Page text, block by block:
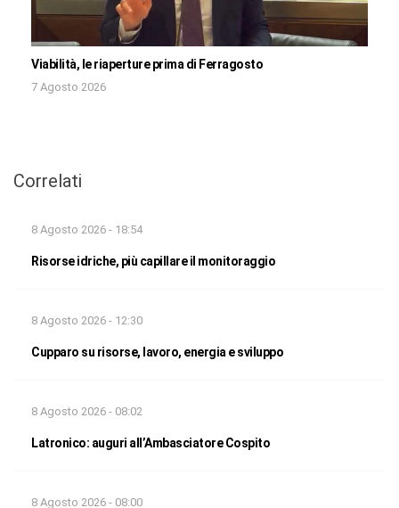
Viabilità, le riaperture prima di Ferragosto
7 Agosto 2026
Correlati
8 Agosto 2026 - 18:54
Risorse idriche, più capillare il monitoraggio
8 Agosto 2026 - 12:30
Cupparo su risorse, lavoro, energia e sviluppo
8 Agosto 2026 - 08:02
Latronico: auguri all’Ambasciatore Cospito
8 Agosto 2026 - 08:00